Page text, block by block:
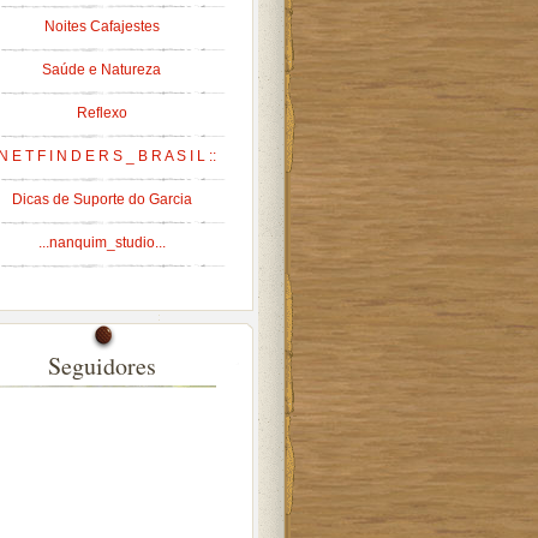
Noites Cafajestes
Saúde e Natureza
Reflexo
E T F I N D E R S _ B R A S I L ::
Dicas de Suporte do Garcia
...nanquim_studio...
Seguidores